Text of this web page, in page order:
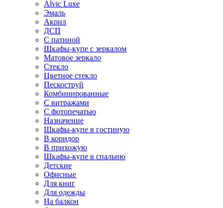
Alvic Luxe
Эмаль
Акрил
ДСП
С патиной
Шкафы-купе с зеркалом
Матовое зеркало
Стекло
Цветное стекло
Пескоструй
Комбинированные
С витражами
С фотопечатью
Назначение
Шкафы-купе в гостиную
В коридор
В прихожую
Шкафы-купе в спальню
Детские
Офисные
Для книг
Для одежды
На балкон